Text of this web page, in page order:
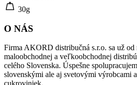
30g
O NÁS
Firma AKORD distribučná s.r.o. sa už
maloobchodnej a veľkoobchodnej
celého Slovenska. Úspešne
slovenskými ale aj svetovými výrobcami